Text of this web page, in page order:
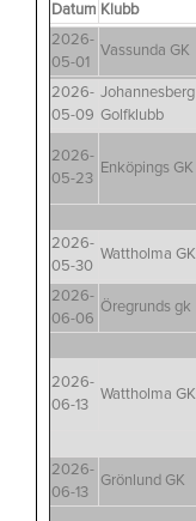
Datum Klubb
2026-
05-01
Vassunda GK
2026-
05-09
Johannesberg
Golfklubb
2026-
05-23
Enköpings GK
2026-
05-30
Wattholma GK
2026-
06-06
Öregrunds gk
2026-
06-13
Wattholma GK
2026-
06-13
Grönlund GK